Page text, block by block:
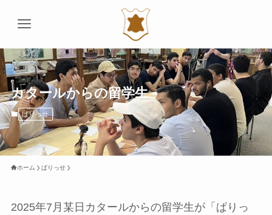
カタールからの留学生
ぱりっせ
ホーム ぱりっせ
2025年7月某日カタールからの留学生が「ぱりっ